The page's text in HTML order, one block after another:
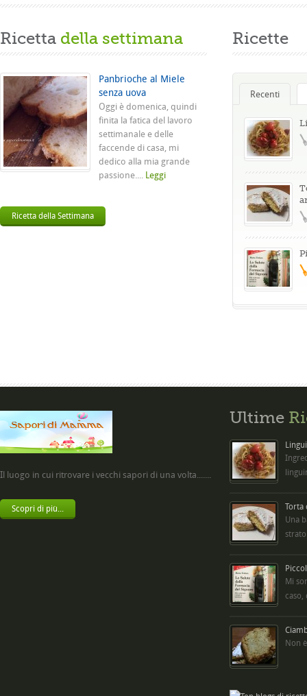
Ricetta della settimana
Panbrioche al Miele
senza uova
Oggi è domenica, quindi
finita la fatica del lavoro
settimanale e delle
faccende di casa, mi
dedico alla mia grande
passione.... Leggi
Ricetta della Settimana
Ricette
Recenti
Il luogo in cui ritrovare i vecchi sapori di una volta.......
Scopri di più...
Ultime
Torta
Una
Mi
caso,
Non